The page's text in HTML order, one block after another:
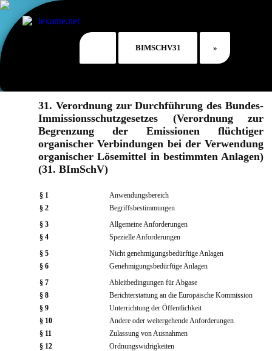
31. Verordnung zur Durchführung des Bundes-
Immissionsschutzgesetzes (Verordnung zur
Begrenzung der Emissionen flüchtiger
organischer Verbindungen bei der Verwendung
organischer Lösemittel in bestimmten Anlagen)
(31. BImSchV)
§ 1
Anwendungsbereich
§ 2
Begriffsbestimmungen
§ 3
Allgemeine Anforderungen
§ 4
Spezielle Anforderungen
§ 5
Nicht genehmigungsbedürftige Anlagen
§ 6
Genehmigungsbedürftige Anlagen
§ 7
Ableitbedingungen für Abgase
§ 8
Berichterstattung an die Europäische Kommission
§ 9
Unterrichtung der Öffentlichkeit
§ 10
Andere oder weitergehende Anforderungen
§ 11
Zulassung von Ausnahmen
§ 12
Ordnungswidrigkeiten